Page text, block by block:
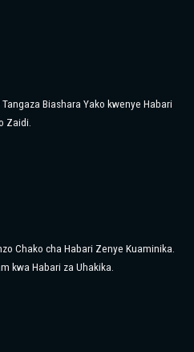
Biashara Yako kwenye Habari
Zaidi.
Chako cha Habari Zenye Kuaminika.
kwa Habari za Uhakika.